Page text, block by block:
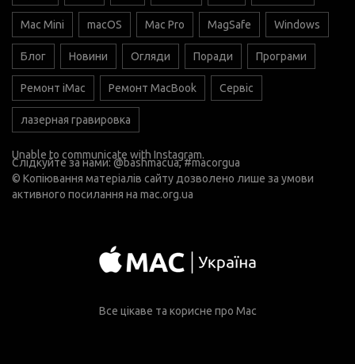
Mac Mini macOS Mac Pro MagSafe Windows
Блог Новини Огляди Поради Програми
Ремонт iMac Ремонт MacBook Сервіс
лазерная гравировка
Unable to communicate with Instagram.
Слідкуйте за нами:@bashmacua, #macorgua
© Копіювання матеріалів сайту дозволено лише за умови
активного посилання на mac.org.ua
Все цікаве та корисне про Mac